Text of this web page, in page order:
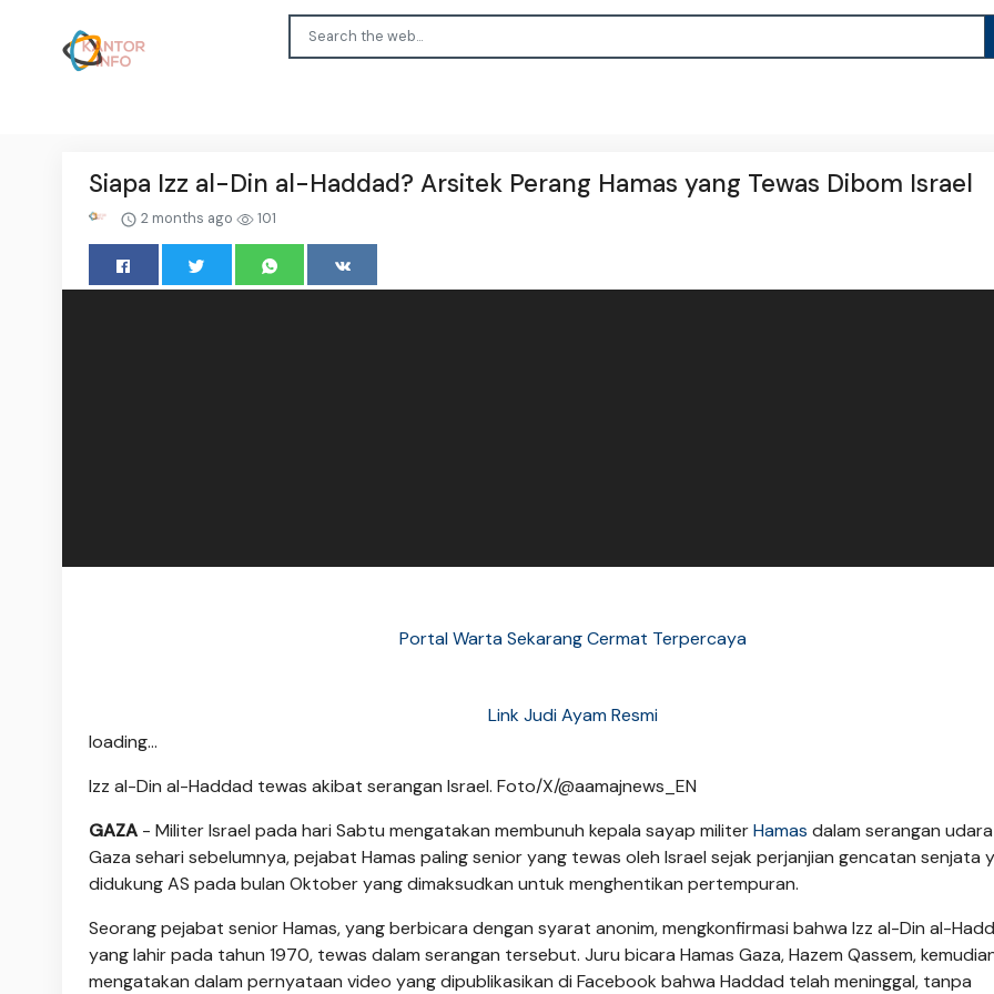
Siapa Izz al-Din al-Haddad? Arsitek Perang Hamas yang Tewas Dibom Israel
2 months ago 101
Portal Warta Sekarang Cermat Terpercaya
Link Judi Ayam Resmi
loading...
Izz al-Din al-Haddad tewas akibat serangan Israel. Foto/X/@aamajnews_EN
GAZA - Militer Israel pada hari Sabtu mengatakan membunuh kepala sayap militerHamas dalam serangan
Gaza sehari sebelumnya, pejabat Hamas paling senior yang tewas oleh Israel sejak perjanjian gencatan senjata
didukung AS pada bulan Oktober yang dimaksudkan untuk menghentikan pertempuran.
Seorang pejabat senior Hamas, yang berbicara dengan syarat anonim, mengkonfirmasi bahwa Izz al-Din al-
yang lahir pada tahun 1970, tewas dalam serangan tersebut. Juru bicara Hamas Gaza, Hazem Qassem,
mengatakan dalam pernyataan video yang dipublikasikan di Facebook bahwa Haddad telah meninggal, tanpa